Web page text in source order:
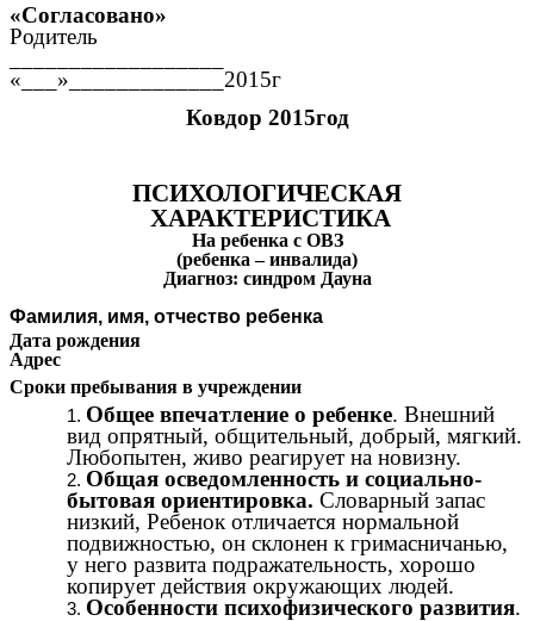
«Согласовано»
Родитель
__________________
«___»_____________2015г
Ковдор 2015год
ПСИХОЛОГИЧЕСКАЯ
ХАРАКТЕРИСТИКА
На ребенка с ОВЗ
(ребенка – инвалида)
Диагноз: синдром Дауна
Фамилия, имя, отчество ребенка
Дата рождения
Адрес
Сроки пребывания в учреждении
Общее впечатление о ребенке. Внешний
вид опрятный, общительный, добрый, мягкий.
Любопытен, живо реагирует на новизну.
Общая осведомленность и социально-
бытовая ориентировка. Словарный запас
низкий, Ребенок отличается нормальной
подвижностью, он склонен к гримасничанью,
у него развита подражательность, хорошо
копирует действия окружающих людей.
Особенности психофизического развития.